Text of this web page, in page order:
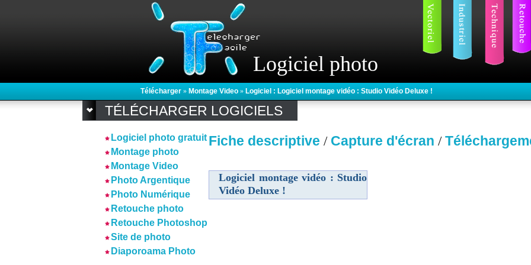
Logiciel photo
Télécharger » Montage Video » Logiciel : Logiciel montage vidéo : Studio Vidéo Deluxe !
TÉLÉCHARGER LOGICIELS
Logiciel photo gratuit
Montage photo
Montage Video
Photo Argentique
Photo Numérique
Retouche photo
Retouche Photoshop
Site de photo
Diaporoama Photo
Fiche descriptive / Capture d'écran /
Logiciel montage vidéo : Studio
Vidéo Deluxe !